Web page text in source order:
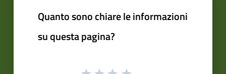
Quanto sono chiare le informazioni
su questa pagina?